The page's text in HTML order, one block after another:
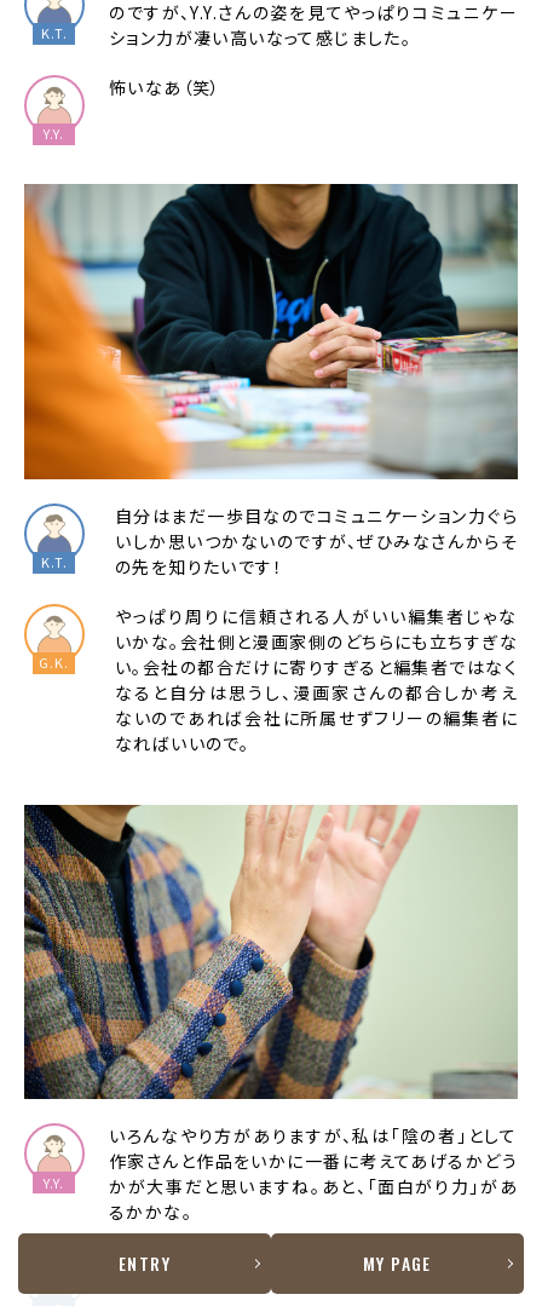
ENTRY MY PAGE
のですが、Y.Y.さんの姿を見てやっぱりコミュニケー
ション力が凄い高いなって感じました。
怖いなあ（笑）
自分はまだ一歩目なのでコミュニケーション力ぐら
いしか思いつかないのですが、ぜひみなさんからそ
の先を知りたいです！
やっぱり周りに信頼される人がいい編集者じゃな
いかな。会社側と漫画家側のどちらにも立ちすぎな
い。会社の都合だけに寄りすぎると編集者ではなく
なると自分は思うし、漫画家さんの都合しか考え
ないのであれば会社に所属せずフリーの編集者に
なればいいので。
いろんなやり方がありますが、私は「陰の者」として
作家さんと作品をいかに一番に考えてあげるかどう
かが大事だと思いますね。あと、「面白がり力」があ
るかかな。
「面白がり力」？